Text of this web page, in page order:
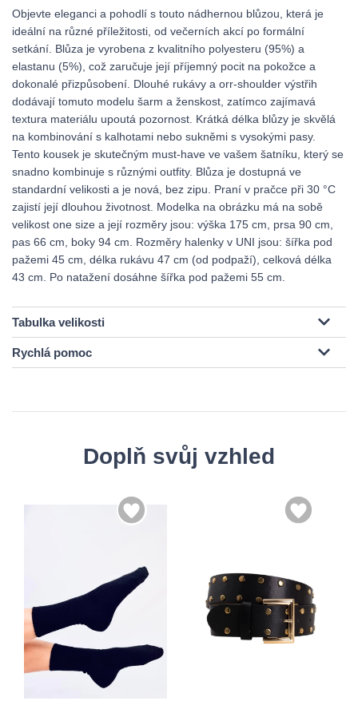
Objevte eleganci a pohodlí s touto nádhernou blůzou, která je
ideální na různé příležitosti, od večerních akcí po formální
setkání. Blůza je vyrobena z kvalitního polyesteru (95%) a
elastanu (5%), což zaručuje její příjemný pocit na pokožce a
dokonalé přizpůsobení. Dlouhé rukávy a orr-shoulder výstřih
dodávají tomuto modelu šarm a ženskost, zatímco zajímavá
textura materiálu upoutá pozornost. Krátká délka blůzy je skvělá
na kombinování s kalhotami nebo sukněmi s vysokými pasy.
Tento kousek je skutečným must-have ve vašem šatníku, který se
snadno kombinuje s různými outfity. Blůza je dostupná ve
standardní velikosti a je nová, bez zipu. Praní v pračce při 30 °C
zajistí její dlouhou životnost. Modelka na obrázku má na sobě
velikost one size a její rozměry jsou: výška 175 cm, prsa 90 cm,
pas 66 cm, boky 94 cm. Rozměry halenky v UNI jsou: šířka pod
pažemi 45 cm, délka rukávu 47 cm (od podpaží), celková délka
43 cm. Po natažení dosáhne šířka pod pažemi 55 cm.
Tabulka velikosti
Rychlá pomoc
Doplň svůj vzhled